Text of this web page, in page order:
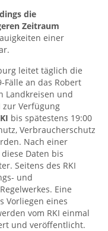
die
Zeitraum
einer
leitet täglich die
Fälle an das Robert
Landkreisen und
zur Verfügung
bis spätestens 19:00
Verbraucherschutz
Nach einer
Daten bis
Seitens des RKI
und
Eine
Vorliegen eines
vom RKI einmal
und veröffentlicht.